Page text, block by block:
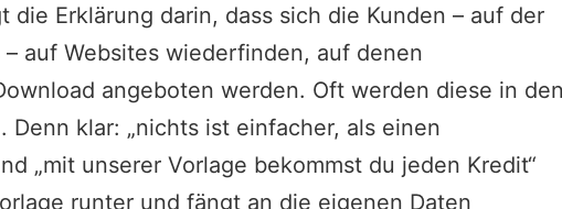
die Erklärung darin, dass sich die Kunden – auf der
auf Websites wiederfinden, auf denen
angeboten werden. Oft werden diese in
Denn klar: „nichts ist einfacher, als einen
„mit unserer Vorlage bekommst du jeden Kredit“
runter und fängt an die eigenen Daten